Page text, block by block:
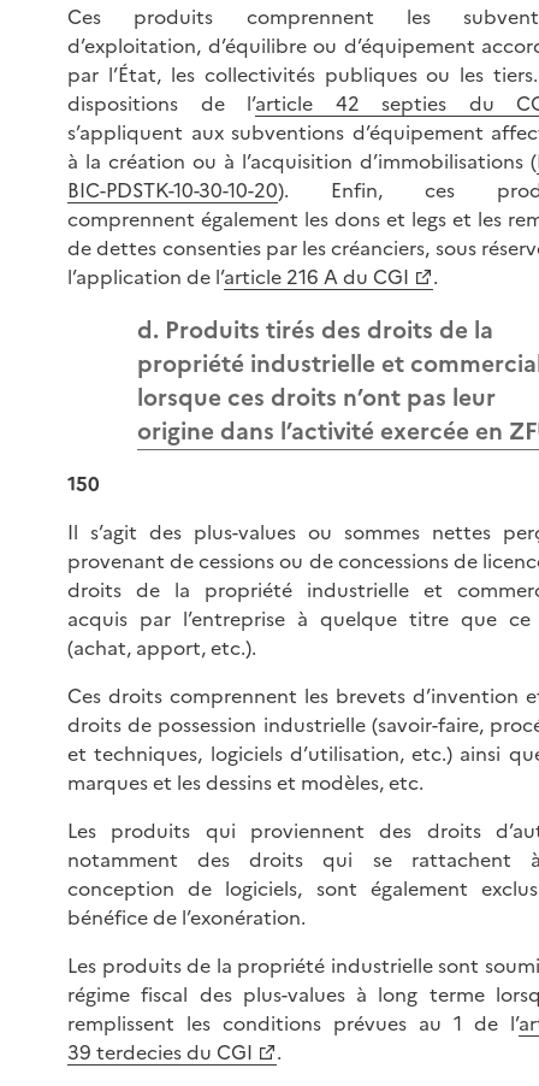
Ces produits comprennent les
d’exploitation, d’équilibre ou d’équipement
par l’État, les collectivités publiques ou les
dispositions de l’article 42 septies du
s’appliquent aux subventions d’équipement
à la création ou à l’acquisition d’immobilisations (
BIC-PDSTK-10-30-10-20). Enfin, ces
comprennent également les dons et legs et les
de dettes consenties par les créanciers, sous
l’application de l’article 216 A du CGI .
d. Produits tirés des droits de la
propriété industrielle et
lorsque ces droits n’ont pas leur
origine dans l’activité exercée en
150
Il s’agit des plus-values ou sommes nettes
provenant de cessions ou de concessions de
droits de la propriété industrielle et
acquis par l’entreprise à quelque titre que
(achat, apport, etc.).
Ces droits comprennent les brevets d’invention
droits de possession industrielle (savoir-faire,
et techniques, logiciels d’utilisation, etc.) ainsi
marques et les dessins et modèles, etc.
Les produits qui proviennent des droits
notamment des droits qui se rattachent
conception de logiciels, sont également
bénéfice de l’exonération.
Les produits de la propriété industrielle sont
régime fiscal des plus-values à long terme
remplissent les conditions prévues au 1 de l’
39 terdecies du CGI
.